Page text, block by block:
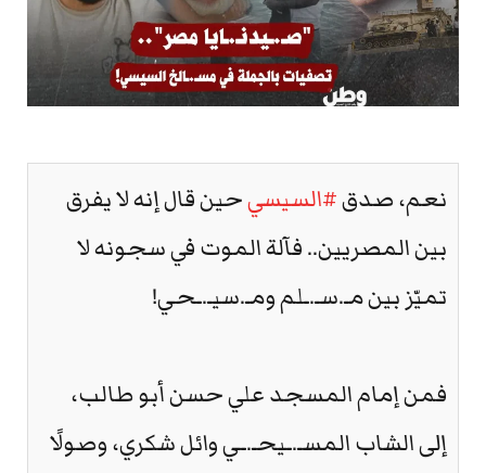
نعم، صدق#السيسيحين قال إنه لا يفرق
بين المصريين.. فآلة الموت في سجونه لا
تميّز بين مـ.سـ.ـلم ومـ.سيـ.ـحي!
فمن إمام المسجد علي حسن أبو طالب،
إلى الشاب المسـ.ـيحـ.ـي وائل شكري، وصولًا